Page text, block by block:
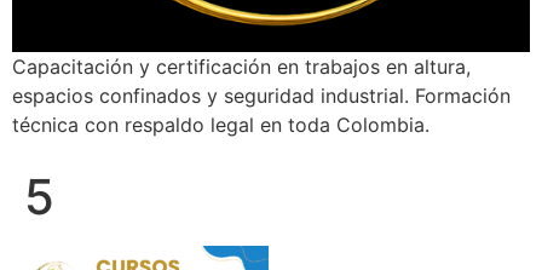
Capacitación y certificación en trabajos en altura,
espacios confinados y seguridad industrial. Formación
técnica con respaldo legal en toda Colombia.
5